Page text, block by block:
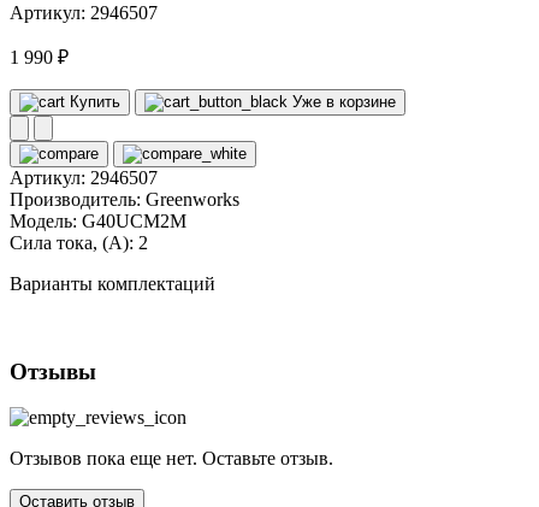
Артикул: 2946507
1 990 ₽
Купить Уже в корзине
Артикул: 2946507
Производитель: Greenworks
Модель: G40UCM2M
Сила тока, (А): 2
Варианты комплектаций
Отзывы
Отзывов пока еще нет. Оставьте отзыв.
Оставить отзыв